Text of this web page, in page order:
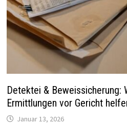
Detektei & Beweissicherung:
Ermittlungen vor Gericht
Januar 13, 2026